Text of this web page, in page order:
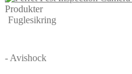
Produkter
Fuglesikring
- Avishock